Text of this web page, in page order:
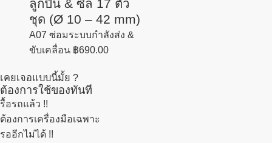
ลูกปืน & ซีล 17 ตัว
ชุด (Ø 10 – 42 mm)
A07 ซ่อมระบบกำลังส่ง &
ขับเคลื่อน ฿690.00
เคยเจอแบบนี้มั้ย ?
ต้องการใช้ของทันที
รื้อรถแล้ว !!
ต้องการเครื่องมือเฉพาะ
รออีกไม่ได้ !!